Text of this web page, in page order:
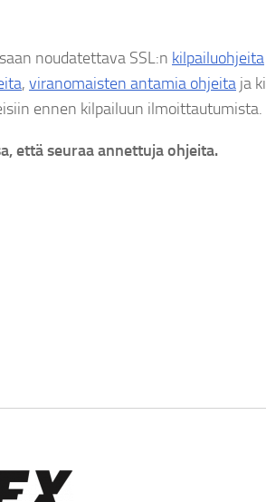
noudatettava SSL:n kilpailuohjeita
, viranomaisten antamia ohjeita ja
ennen kilpailuun ilmoittautumista.
että seuraa annettuja ohjeita.